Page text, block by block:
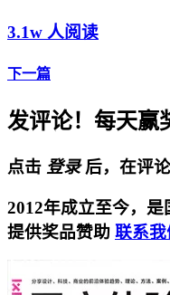
3.1w 人阅读
下一篇
发评论！每天赢
点击 登录后，在评
2012年成立至今，是
提供奖品赞助 联系我